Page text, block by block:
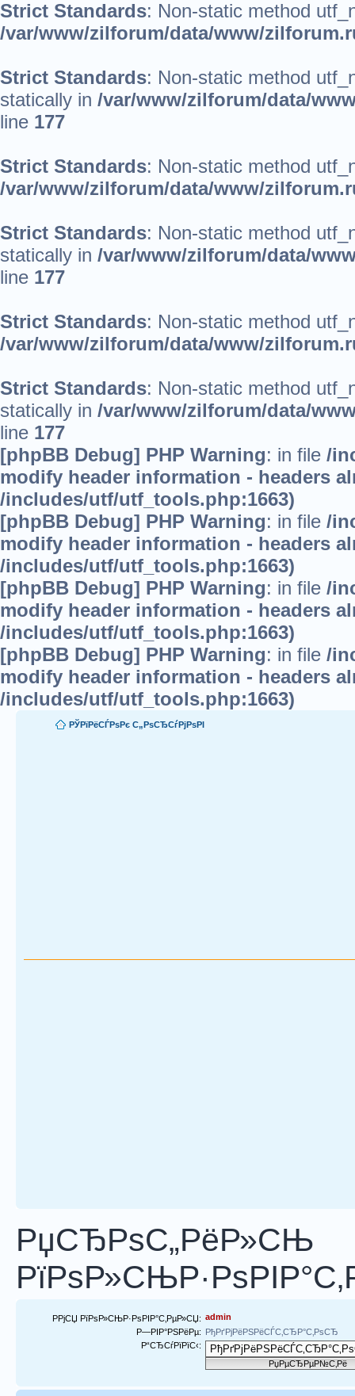
Strict Standards: Non-static method
/var/www/zilforum/data/www/
Strict Standards: Non-static method
statically in /var/www/zilforum/data/
line 177
Strict Standards: Non-static method
/var/www/zilforum/data/www/
Strict Standards: Non-static method
statically in /var/www/zilforum/data/
line 177
Strict Standards: Non-static method
/var/www/zilforum/data/www/
Strict Standards: Non-static method
statically in /var/www/zilforum/data/
line 177
[phpBB Debug] PHP Warning: in file /
modify header information - headers
/includes/utf/utf_tools.php:1663)
[phpBB Debug] PHP Warning: in file /
modify header information - headers
/includes/utf/utf_tools.php:1663)
[phpBB Debug] PHP Warning: in file /
modify header information - headers
/includes/utf/utf_tools.php:1663)
[phpBB Debug] PHP Warning: in file /
modify header information - headers
/includes/utf/utf_tools.php:1663)
РЎРїРёСЃРѕРє С„РѕСЂСѓРјРѕРІ
РџСЂРѕС„РёР»СЊ
РРјСЏ РїРѕР»СЊР·РѕРІР°С‚РµР»СЏ: admin
Р—РІР°РЅРёРµ: РђРґРјРёРЅРёСЃС‚СЂР°С‚РѕСЂ
Р“СЂСѓРїРїС‹: